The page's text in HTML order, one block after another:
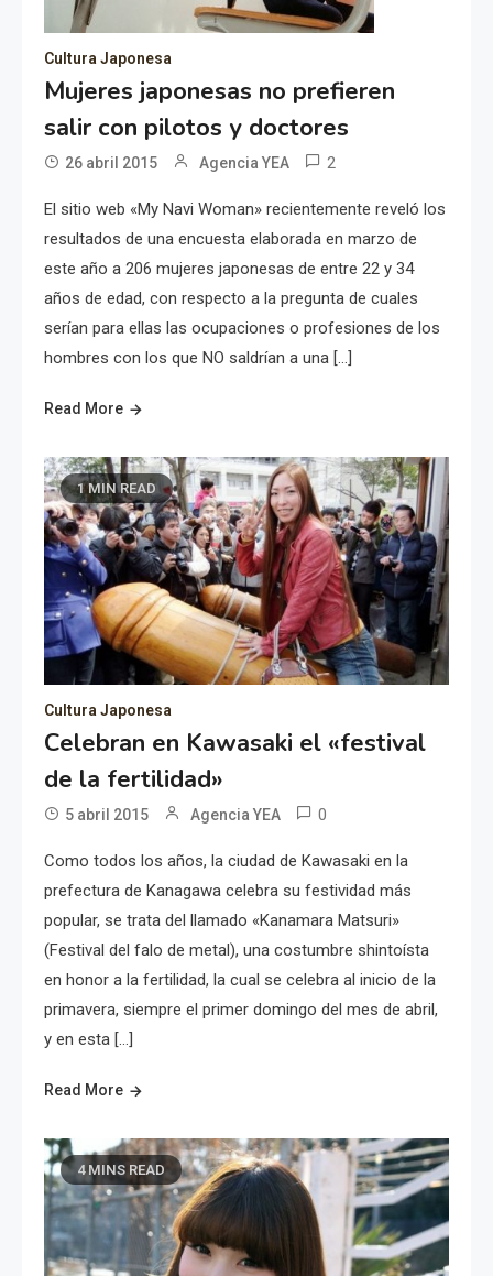
Cultura Japonesa
Mujeres japonesas no prefieren
salir con pilotos y doctores
26 abril 2015 Agencia YEA 2
El sitio web «My Navi Woman» recientemente reveló los
resultados de una encuesta elaborada en marzo de
este año a 206 mujeres japonesas de entre 22 y 34
años de edad, con respecto a la pregunta de cuales
serían para ellas las ocupaciones o profesiones de los
hombres con los que NO saldrían a una […]
Read More
1 MIN READ
Cultura Japonesa
Celebran en Kawasaki el «festival
de la fertilidad»
5 abril 2015 Agencia YEA 0
Como todos los años, la ciudad de Kawasaki en la
prefectura de Kanagawa celebra su festividad más
popular, se trata del llamado «Kanamara Matsuri»
(Festival del falo de metal), una costumbre shintoísta
en honor a la fertilidad, la cual se celebra al inicio de la
primavera, siempre el primer domingo del mes de abril,
y en esta […]
Read More
4 MINS READ